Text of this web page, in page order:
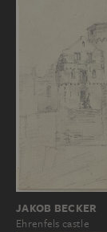
JAKOB BECKER
Ehrenfels castle